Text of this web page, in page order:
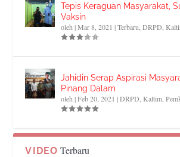
Tepis Keraguan Masyarakat,
Vaksin
oleh|Mar 8, 2021 |Terbaru ,DRPD ,
Jahidin Serap Aspirasi
Pinang Dalam
oleh|Feb 20, 2021 |DRPD ,Kaltim ,
VIDEO Terbaru